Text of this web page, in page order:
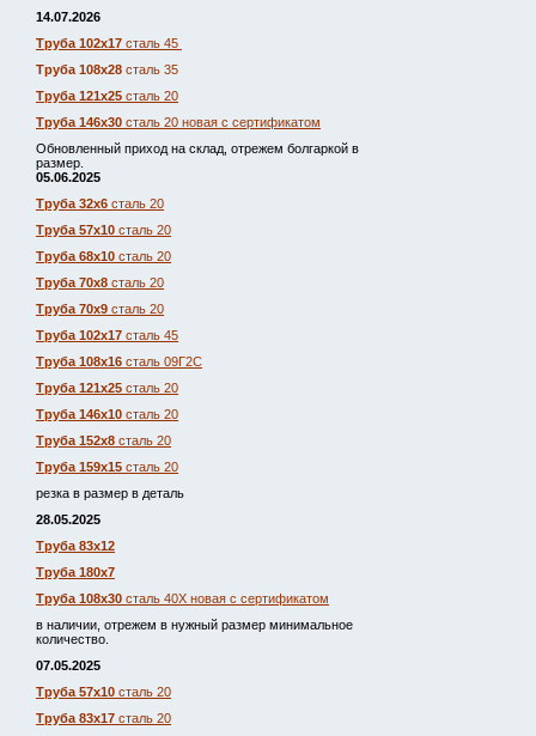
14.07.2026
Труба 102х17 сталь 45
Труба 108х28 сталь 35
Труба 121х25 сталь 20
Труба 146х30 сталь 20 новая с сертификатом
Обновленный приход на склад, отрежем болгаркой в
размер.
05.06.2025
Труба 32х6 сталь 20
Труба 57х10 сталь 20
Труба 68х10 сталь 20
Труба 70х8 сталь 20
Труба 70х9 сталь 20
Труба 102х17 сталь 45
Труба 108х16 сталь 09Г2С
Труба 121х25 сталь 20
Труба 146х10 сталь 20
Труба 152х8 сталь 20
Труба 159х15 сталь 20
резка в размер в деталь
28.05.2025
Труба 83х12
Труба 180х7
Труба 108х30 сталь 40Х новая с сертификатом
в наличии, отрежем в нужный размер минимальное
количество.
07.05.2025
Труба 57х10 сталь 20
Труба 83х17 сталь 20